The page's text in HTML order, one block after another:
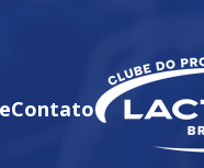
Contato